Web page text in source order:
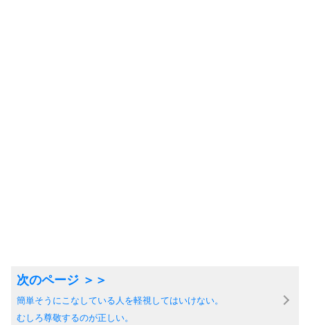
簡単そうにこなしている人を軽視してはいけない。
むしろ尊敬するのが正しい。